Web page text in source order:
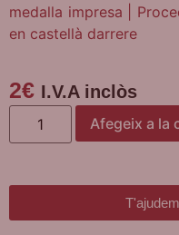
medalla impresa |
en castellà darrere
2€ I.V.A inclòs
Afegeix a la